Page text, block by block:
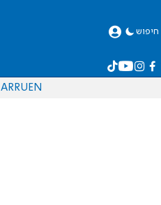
חיפוש
EN
RU
AR